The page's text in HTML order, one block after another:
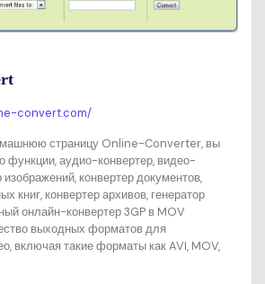
convert.com/
страницу Online-Converter, вы
функции, аудио-конвертер, видео-
изображений, конвертер документов,
книг, конвертер архивов, генератор
онлайн-конвертер 3GP в MOV
выходных форматов для
включая такие форматы как AVI, MOV,